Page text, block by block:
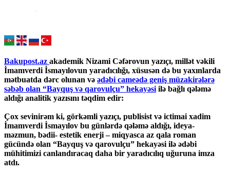
Bakupost.az akademik Nizami Cəfərovun yazıçı, millət vəkili
İmamverdi İsmayılovun yaradıcılığı, xüsusən də bu yaxınlarda
mətbuatda dərc olunan və ədəbi cameədə geniş müzakirələrə
səbəb olan “Bayquş və qarovulçu” hekayəsi ilə bağlı qələmə
aldığı analitik yazısını təqdim edir:
Çox sevinirəm ki, görkəmli yazıçı, publisist və ictimai xadim
İmamverdi İsmayılov bu günlərdə qələmə aldığı, ideya-
məzmun, bədii- estetik enerji – miqyasca az qala roman
gücündə olan “Bayquş və qarovulçu” hekayəsi ilə ədəbi
mühitimizi canlandıracaq daha bir yaradıcılıq uğuruna imza
atdı.